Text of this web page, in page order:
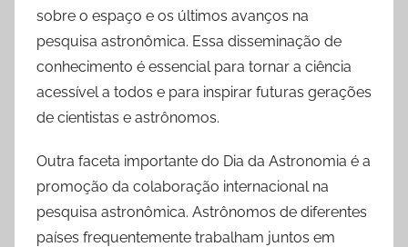
sobre o espaço e os últimos avanços na
pesquisa astronômica. Essa disseminação de
conhecimento é essencial para tornar a ciência
acessível a todos e para inspirar futuras gerações
de cientistas e astrônomos.
Outra faceta importante do Dia da Astronomia é a
promoção da colaboração internacional na
pesquisa astronômica. Astrônomos de diferentes
países frequentemente trabalham juntos em